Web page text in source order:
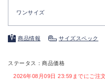
ワンサイズ
商品情報 サイズスペック
ステータス：商品価格
2026年08月09日 23:59までにご注